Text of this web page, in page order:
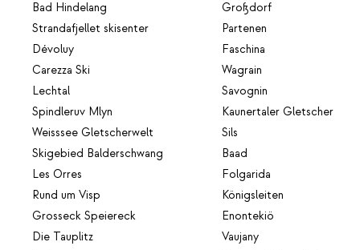
Bad Hindelang
Strandafjellet skisenter
Dévoluy
Carezza Ski
Lechtal
Spindleruv Mlyn
Weisssee Gletscherwelt
Skigebied Balderschwang
Les Orres
Rund um Visp
Grosseck Speiereck
Die Tauplitz
Großdorf
Partenen
Faschina
Wagrain
Savognin
Kaunertaler Gletscher
Sils
Baad
Folgarida
Königsleiten
Enontekiö
Vaujany